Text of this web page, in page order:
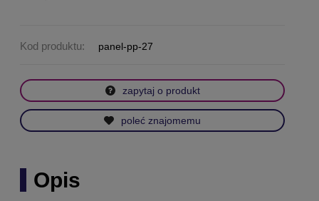
Kod produktu: panel-pp-27
zapytaj o produkt
poleć znajomemu
Opis